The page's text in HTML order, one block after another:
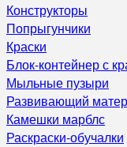
Конструкторы
Попрыгунчики
Краски
Блок-контейнер с
Мыльные пузыри
Развивающий
Камешки марблс
Раскраски-обучалки